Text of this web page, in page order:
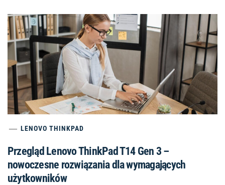
LENOVO THINKPAD
Przegląd Lenovo ThinkPad T14 Gen 3 –
nowoczesne rozwiązania dla wymagających
użytkowników